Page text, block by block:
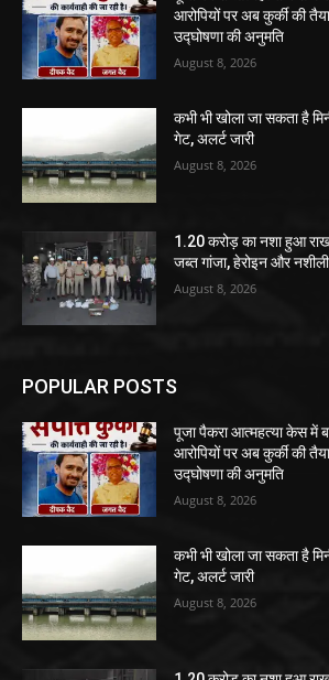
आरोपियों पर अब कुर्की की
उद्घोषणा की अनुमति
August 8, 2026
कभी भी खोला जा सकता है
गेट, अलर्ट जारी
August 8, 2026
1.20 करोड़ का नशा हुआ
जब्त गांजा, हेरोइन और
August 8, 2026
POPULAR POSTS
पूजा पैकरा आत्महत्या केस में
आरोपियों पर अब कुर्की की
उद्घोषणा की अनुमति
August 8, 2026
कभी भी खोला जा सकता है
गेट, अलर्ट जारी
August 8, 2026